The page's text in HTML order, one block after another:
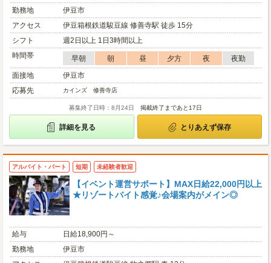
勤務地
伊豆市
アクセス
伊豆箱根鉄道駿豆線 修善寺駅 徒歩 15分
シフト
週2日以上 1日3時間以上
時間帯
早朝 朝 昼 夕方 夜
夜勤
面接地
伊豆市
応募先
カインズ 修善寺店
募集終了日時：8月24日 掲載終了まであと17日
詳細を見る とりあえず保存
アルバイト・パート 短期 未経験者歓迎
【イベント運営サポート】MAX日給22,000円以上
★リゾートバイト感覚♪会場案内がメイン◎
給与
日給18,900円～
勤務地
伊豆市